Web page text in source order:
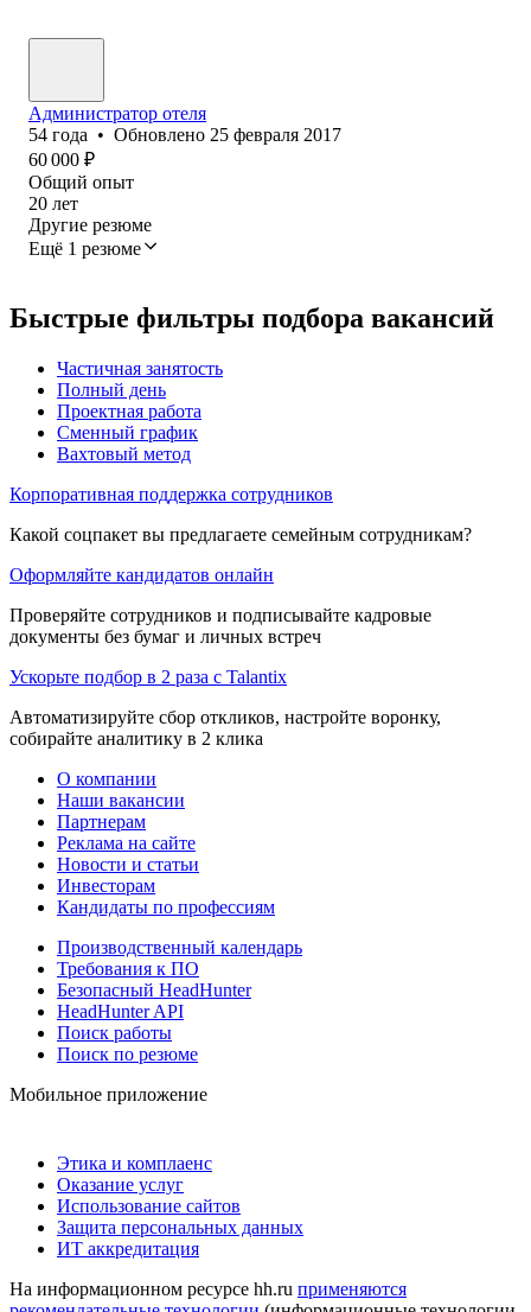
Администратор отеля
54 года • Обновлено 25 февраля 2017
60 000 ₽
Общий опыт
20 лет
Другие резюме
Ещё 1 резюме
Быстрые фильтры подбора вакансий
Частичная занятость
Полный день
Проектная работа
Сменный график
Вахтовый метод
Корпоративная поддержка сотрудников
Какой соцпакет вы предлагаете семейным сотрудникам?
Оформляйте кандидатов онлайн
Проверяйте сотрудников и подписывайте кадровые
документы без бумаг и личных встреч
Ускорьте подбор в 2 раза с Talantix
Автоматизируйте сбор откликов, настройте воронку,
собирайте аналитику в 2 клика
О компании
Наши вакансии
Партнерам
Реклама на сайте
Новости и статьи
Инвесторам
Кандидаты по профессиям
Производственный календарь
Требования к ПО
Безопасный HeadHunter
HeadHunter API
Поиск работы
Поиск по резюме
Мобильное приложение
Этика и комплаенс
Оказание услуг
Использование сайтов
Защита персональных данных
ИТ аккредитация
На информационном ресурсе hh.ru применяются